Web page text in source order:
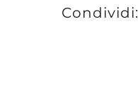
Condividi: